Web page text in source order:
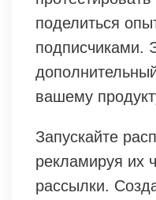
поделиться
подписчиками.
вашему
Запускайте
рекламируя их
рассылки.